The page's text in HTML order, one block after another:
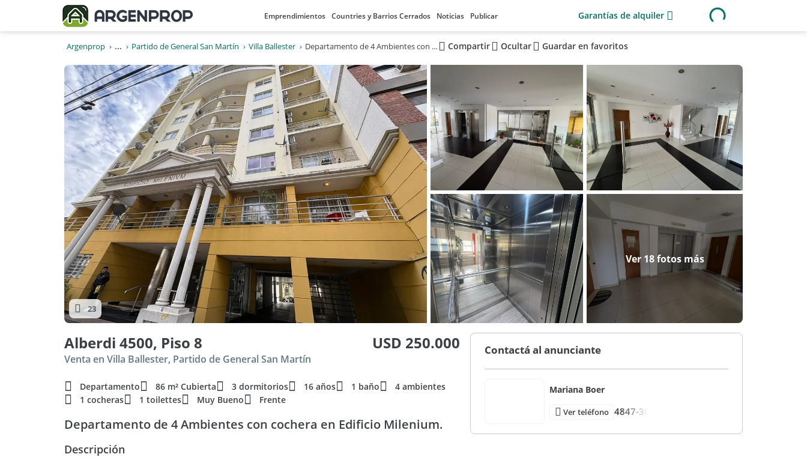
Emprendimientos Countries y Barrios Cerrados Noticias Publicar Garantías de alquiler
Argenprop ... Partido de General San Martín Villa Ballester Departamento de 4 Ambientes con cochera en Edificio Milenium. Compartir Ocultar Guardar en favoritos
Ver 18 fotos más
23
Alberdi 4500, Piso 8 USD 250.000
Venta en Villa Ballester, Partido de General San Martín
Departamento 86 m² Cubierta 3 dormitorios 16 años 1 baño
4 ambientes
1 cocheras
1 toilettes Muy Bueno Frente
Departamento de 4 Ambientes con cochera en Edificio Milenium.
Descripción
Contactá al anunciante
Mariana Boer
Ver teléfono 4847-30